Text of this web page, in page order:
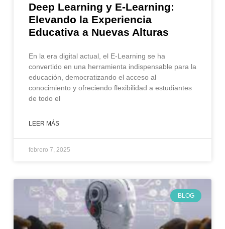
Deep Learning y E-Learning:
Elevando la Experiencia
Educativa a Nuevas Alturas
En la era digital actual, el E-Learning se ha
convertido en una herramienta indispensable para la
educación, democratizando el acceso al
conocimiento y ofreciendo flexibilidad a estudiantes
de todo el
LEER MÁS
febrero 7, 2025
BLOG